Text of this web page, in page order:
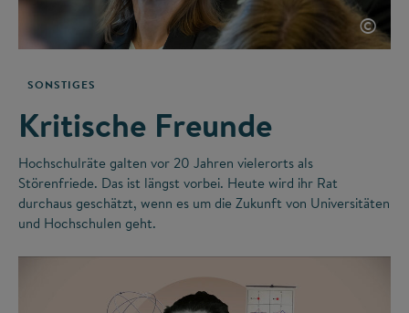
©
SONSTIGES
Kritische Freunde
Hochschulräte galten vor 20 Jahren vielerorts als
Störenfriede. Das ist längst vorbei. Heute wird ihr Rat
durchaus geschätzt, wenn es um die Zukunft von Universitäten
und Hochschulen geht.